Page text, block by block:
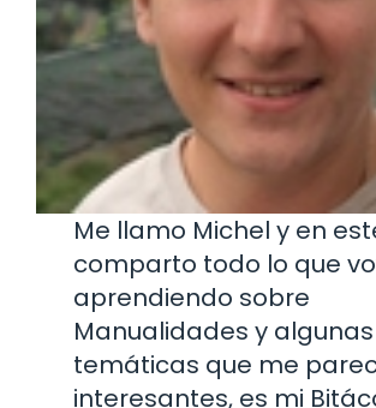
Me llamo Michel y en
comparto todo lo que
aprendiendo sobre
Manualidades y algunas
temáticas que me
interesantes, es mi